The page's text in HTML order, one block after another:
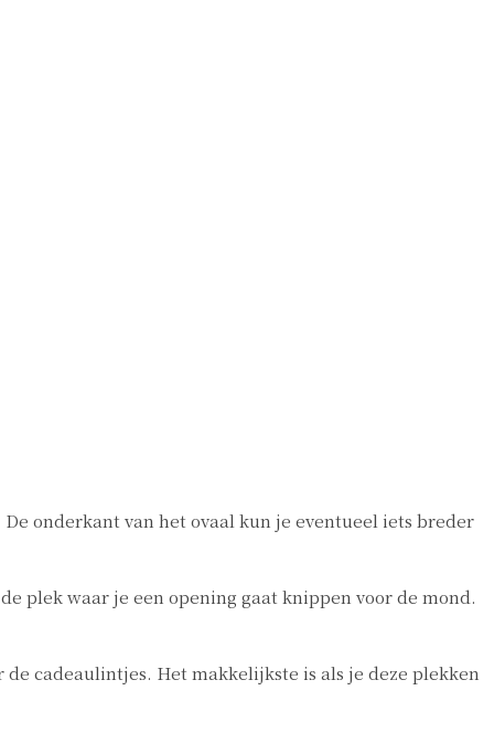
onderkant van het ovaal kun je eventueel iets breder
plek waar je een opening gaat knippen voor de mond.
cadeaulintjes. Het makkelijkste is als je deze plekken